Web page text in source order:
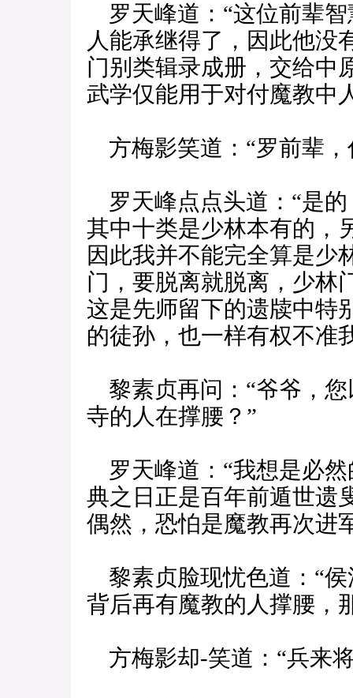
罗天峰道：“这位前辈
人能承继得了，因此他没
门别类辑录成册，交给中
武学仅能用于对付魔教中
方梅影笑道：“罗前辈，
罗天峰点点头道：“是
其中十类是少林本有的，
因此我并不能完全算是少
门，要脱离就脱离，少林
这是先师留下的遗牍中特
的徒孙，也一样有权不准
黎素贞再问：“爷爷，
寺的人在撑腰？”
罗天峰道：“我想是必
典之日正是百年前遁世遗
偶然，恐怕是魔教再次进
黎素贞脸现忧色道：“
背后再有魔教的人撑腰，
方梅影却-笑道：“兵来